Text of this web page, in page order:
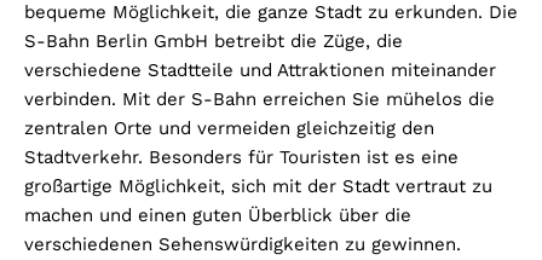
bequeme Möglichkeit, die ganze Stadt zu erkunden. Die
S-Bahn Berlin GmbH betreibt die Züge, die
verschiedene Stadtteile und Attraktionen miteinander
verbinden. Mit der S-Bahn erreichen Sie mühelos die
zentralen Orte und vermeiden gleichzeitig den
Stadtverkehr. Besonders für Touristen ist es eine
großartige Möglichkeit, sich mit der Stadt vertraut zu
machen und einen guten Überblick über die
verschiedenen Sehenswürdigkeiten zu gewinnen.